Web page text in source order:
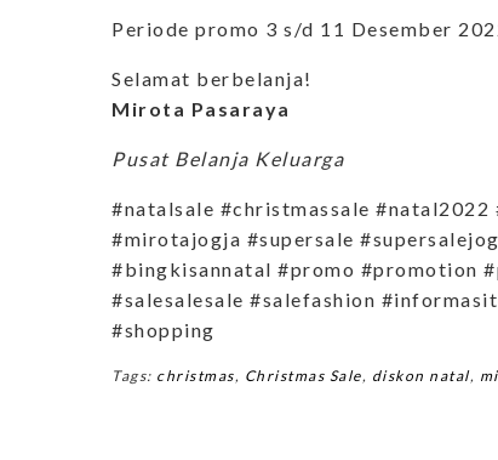
Periode promo 3 s/d 11 Desember
Selamat berbelanja!
Mirota Pasaraya
Pusat Belanja Keluarga
#natalsale #christmassale
#mirotajogja #supersale
#bingkisannatal #promo #promotion
#salesalesale #salefashion
#shopping
Tags: christmas, Christmas Sale, diskon natal,